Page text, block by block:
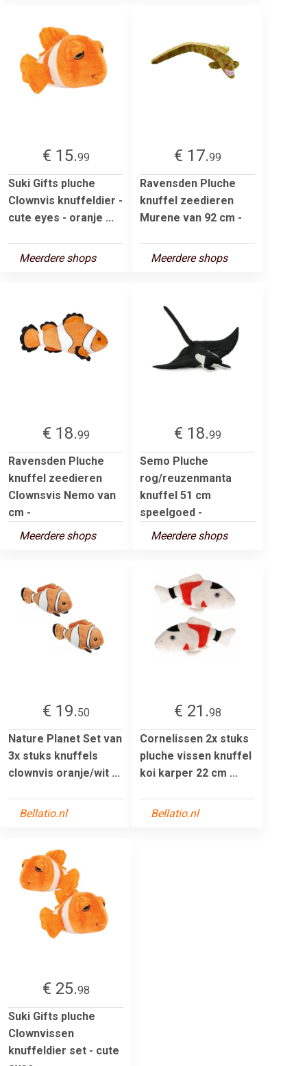
€ 15.99
Suki Gifts pluche
Clownvis knuffeldier -
cute eyes - oranje ...
Meerdere shops
€ 17.99
Ravensden Pluche
knuffel zeedieren
Murene van 92 cm -
Meerdere shops
€ 18.99
Ravensden Pluche
knuffel zeedieren
Clownsvis Nemo van
cm -
Meerdere shops
€ 18.99
Semo Pluche
rog/reuzenmanta
knuffel 51 cm
speelgoed -
Meerdere shops
€ 19.50
Nature Planet Set van
3x stuks knuffels
clownvis oranje/wit ...
Bellatio.nl
€ 21.98
Cornelissen 2x stuks
pluche vissen knuffel
koi karper 22 cm ...
Bellatio.nl
€ 25.98
Suki Gifts pluche
Clownvissen
knuffeldier set - cute